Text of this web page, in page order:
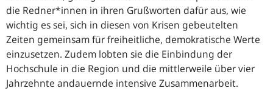
die Redner*innen in ihren Grußworten dafür aus, wie
wichtig es sei, sich in diesen von Krisen gebeutelten
Zeiten gemeinsam für freiheitliche, demokratische Werte
einzusetzen. Zudem lobten sie die Einbindung der
Hochschule in die Region und die mittlerweile über vier
Jahrzehnte andauernde intensive Zusammenarbeit.